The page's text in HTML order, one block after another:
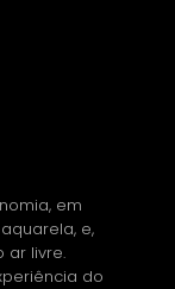
em
e,
ar livre.
do